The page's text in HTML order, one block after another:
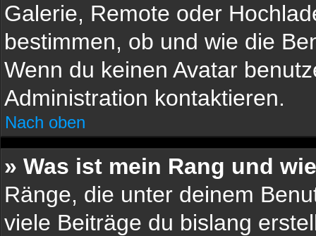
Galerie, Remote oder
bestimmen, ob und wie die
Wenn du keinen Avatar
Administration kontaktieren.
Nach oben
» Was ist mein Rang und
Ränge, die unter deinem
viele Beiträge du bislang